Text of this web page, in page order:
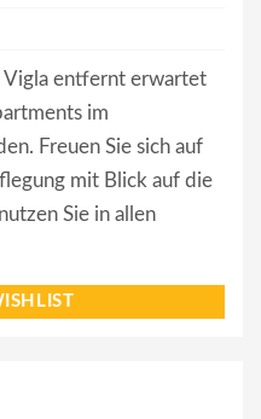
entfernt erwartet
im
Freuen Sie sich auf
mit Blick auf die
Sie in allen